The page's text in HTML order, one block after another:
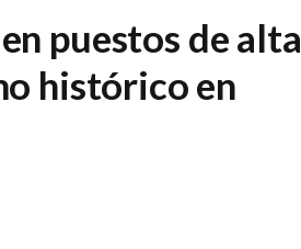
puestos de alta
histórico en